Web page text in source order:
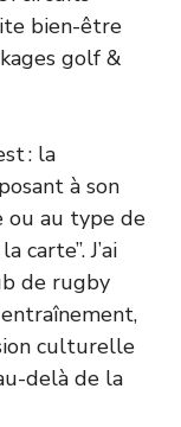
bien-être
golf &
: la
à son
ou au type de
carte”. J’ai
de rugby
culturelle
delà de la